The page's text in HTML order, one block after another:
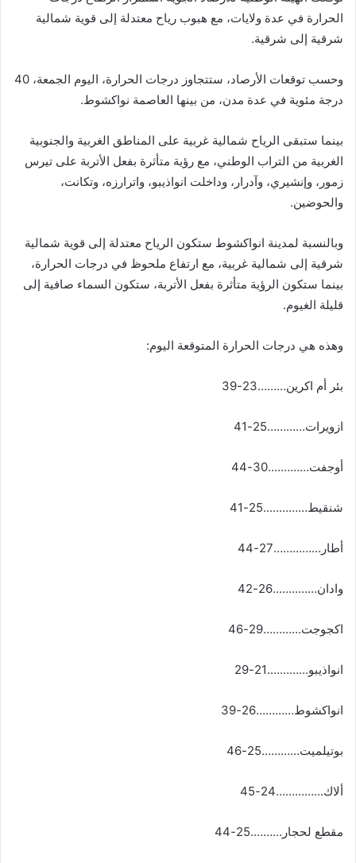
الحرارة في عدة ولايات، مع هبوب رياح معتدلة إلى قوية شمالية
شرقية إلى شرقية.
وحسب توقعات الأرصاد، ستتجاوز درجات الحرارة، اليوم الجمعة، 40
درجة مئوية في عدة مدن، من بينها العاصمة نواكشوط.
بينما ستبقى الرياح شمالية غربية على المناطق الغربية والجنوبية
الغربية من التراب الوطني، مع رؤية متأثرة بفعل الأتربة على تيرس
زمور، وإنشيري، وآدرار، وداخلت انواذيبو، واترارزه، وتكانت،
والحوضين.
وبالنسبة لمدينة انواكشوط ستكون الرياح معتدلة إلى قوية شمالية
شرقية إلى شمالية غربية، مع ارتفاع ملحوظ في درجات الحرارة،
بينما ستكون الرؤية متأثرة بفعل الأتربة، ستكون السماء صافية إلى
قليلة الغيوم.
وهذه هي درجات الحرارة المتوقعة اليوم:
بئر أم اكرين………23-39
ازويرات…………25-41
أوجفت………….30-44
شنقيط…………..25-41
أطار……………27-44
وادان…………..26-42
اكجوجت…………29-46
انواذيبو………….21-29
انواكشوط…………26-39
بوتيلميت…………25-46
ألاك……………24-45
مقطع لحجار……….25-44